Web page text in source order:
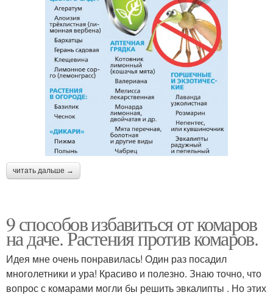
читать дальше →
9 способов избавиться от комаров
на даче. Растения против комаров.
Идея мне очень понравилась! Один раз посадил
многолетники и ура! Красиво и полезно. Знаю точно, что
вопрос с комарами могли бы решить эвкалипты . Но этих